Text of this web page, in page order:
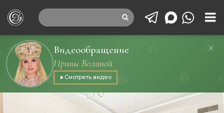
Видеообращение
Ирины Волиной
Смотреть видео